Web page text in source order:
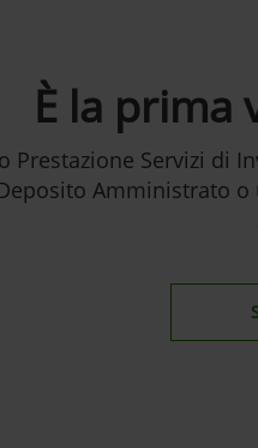
È la prima
Prestazione Servizi di
Amministrato